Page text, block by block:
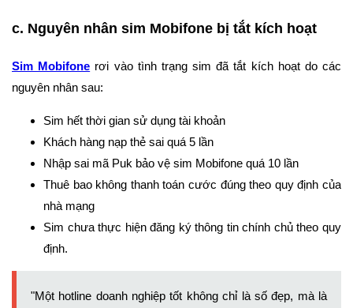
c. Nguyên nhân sim Mobifone bị tắt kích hoạt
Sim Mobifone rơi vào tình trạng sim đã tắt kích hoạt do các
nguyên nhân sau:
Sim hết thời gian sử dụng tài khoản
Khách hàng nạp thẻ sai quá 5 lần
Nhập sai mã Puk bảo vệ sim Mobifone quá 10 lần
Thuê bao không thanh toán cước đúng theo quy định của
nhà mạng
Sim chưa thực hiện đăng ký thông tin chính chủ theo quy
định.
"Một hotline doanh nghiệp tốt không chỉ là số đẹp, mà là